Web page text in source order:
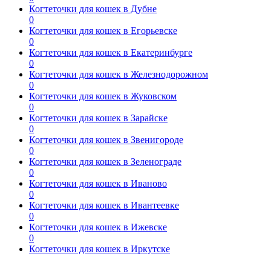
Когтеточки для кошек в Дубне
0
Когтеточки для кошек в Егорьевске
0
Когтеточки для кошек в Екатеринбурге
0
Когтеточки для кошек в Железнодорожном
0
Когтеточки для кошек в Жуковском
0
Когтеточки для кошек в Зарайске
0
Когтеточки для кошек в Звенигороде
0
Когтеточки для кошек в Зеленограде
0
Когтеточки для кошек в Иваново
0
Когтеточки для кошек в Ивантеевке
0
Когтеточки для кошек в Ижевске
0
Когтеточки для кошек в Иркутске